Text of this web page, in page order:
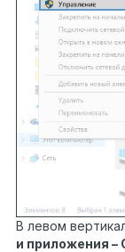
В левом
и приложения –